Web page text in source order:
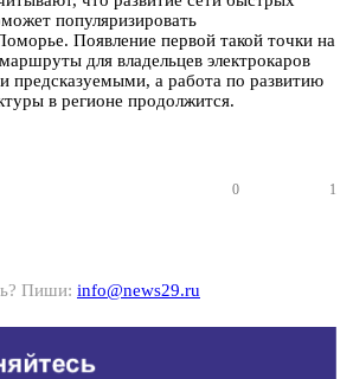
популяризировать
Появление первой такой точки на
для владельцев электрокаров
предсказуемыми, а работа по развитию
в регионе продолжится.
0 1
Пиши: info@news29.ru